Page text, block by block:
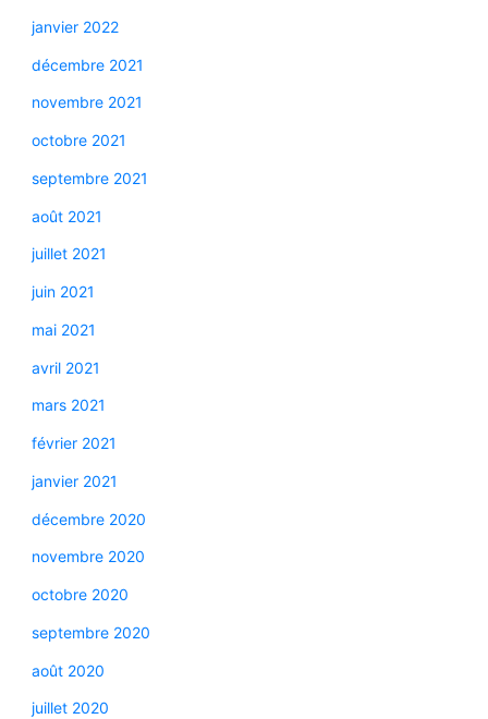
janvier 2022
décembre 2021
novembre 2021
octobre 2021
septembre 2021
août 2021
juillet 2021
juin 2021
mai 2021
avril 2021
mars 2021
février 2021
janvier 2021
décembre 2020
novembre 2020
octobre 2020
septembre 2020
août 2020
juillet 2020